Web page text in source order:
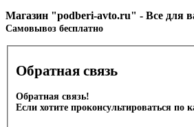
Магазин "podberi-avto.ru" - Все для
Cамовывоз бесплатно
Обратная связь
Обратная связь!
Если хотите проконсультироваться